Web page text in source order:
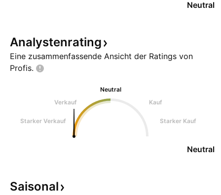
Neutral
Analystenrating
Eine zusammenfassende Ansicht der Ratings von
Profis.
Neutral
Verkauf
Kauf
Starker Verkauf Starker Kauf
Neutral
Saisonal